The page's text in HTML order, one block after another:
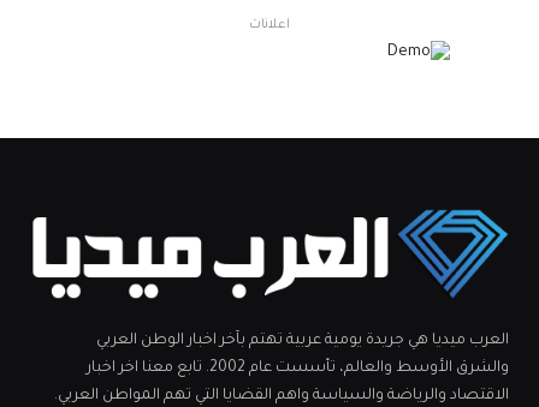
اعلانات
العرب ميديا هي جريدة يومية عربية تهتم بآخر اخبار الوطن العربي
والشرق الأوسط والعالم، تأسست عام 2002. تابع معنا اخر اخبار
الاقتصاد والرياضة والسياسة واهم القضايا التي تهم المواطن العربي.